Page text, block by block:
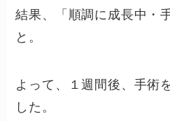
結果、「順調に成長中・
と。
よって、１週間後、手術
した。